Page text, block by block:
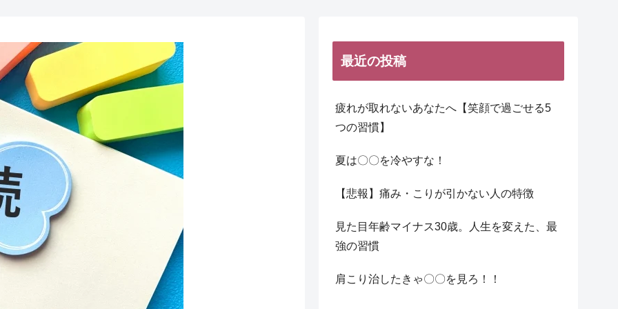
最近の投稿
疲れが取れないあなたへ【笑顔で過ごせる5
つの習慣】
夏は〇〇を冷やすな！
【悲報】痛み・こりが引かない人の特徴
見た目年齢マイナス30歳。人生を変えた、最
強の習慣
肩こり治したきゃ〇〇を見ろ！！